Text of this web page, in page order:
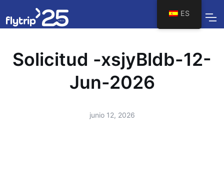
Solicitud -xsjyBldb-12-
Jun-2026
junio 12, 2026
ES